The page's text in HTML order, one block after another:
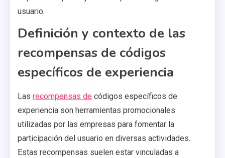
usuario.
Definición y contexto de las
recompensas de códigos
específicos de experiencia
Las recompensas de códigos específicos de
experiencia son herramientas promocionales
utilizadas por las empresas para fomentar la
participación del usuario en diversas actividades.
Estas recompensas suelen estar vinculadas a